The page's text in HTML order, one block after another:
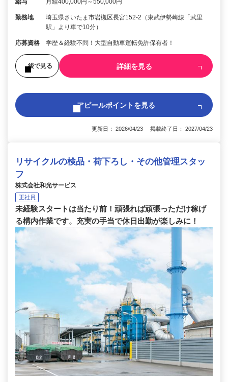
給与 月給400,000円～550,000円
勤務地
埼玉県さいたま市岩槻区長宮152-2（東武伊勢崎線「武里
駅」より車で10分）
応募資格 学歴＆経験不問！大型自動車運転免許保有者！
後で見る 詳細を見る
アピールポイントを見る
更新日： 2026/04/23 掲載終了日： 2027/04/23
リサイクルの検品・荷下ろし・その他管理スタッ
フ
株式会社和光サービス
正社員
未経験スタートは当たり前！頑張れば頑張っただけ稼げ
る構内作業です。充実の手当で休日出勤が楽しみに！